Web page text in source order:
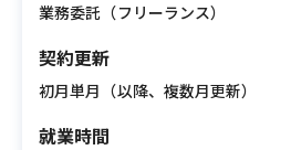
業務委託（フリーランス）
契約更新
初月単月（以降、複数月更新）
就業時間